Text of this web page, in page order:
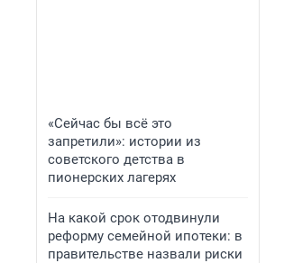
«Сейчас бы всё это
запретили»: истории из
советского детства в
пионерских лагерях
На какой срок отодвинули
реформу семейной ипотеки: в
правительстве назвали риски